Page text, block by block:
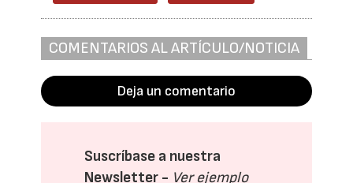
COMENTARIOS AL ARTÍCULO/NOTICIA
Deja un comentario
Suscríbase a nuestra
Newsletter - Ver ejemplo